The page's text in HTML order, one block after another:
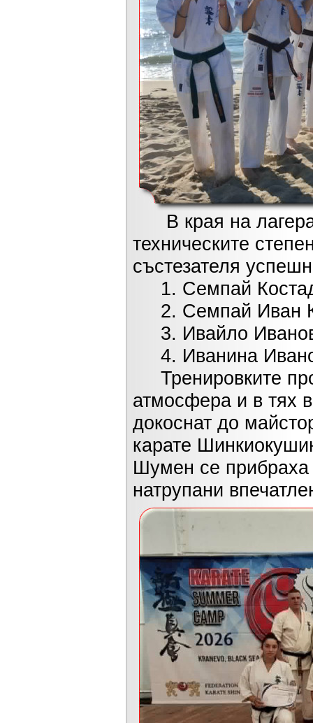
В края на лагера
техническите
състезателя
1. Семпай
2. Семпай Иван
3. Ивайло
4. Иванина
Тренировките
атмосфера и в тях
докоснат до
карате
Шумен се прибраха
натрупани